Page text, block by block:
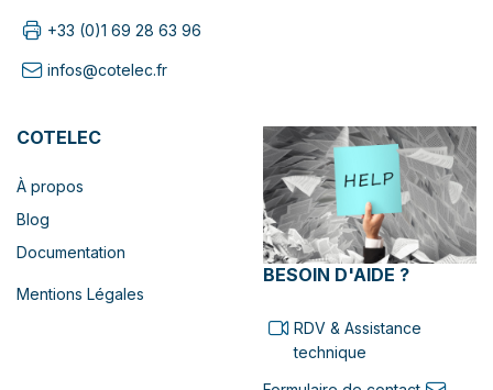
+33 (0)1 69 28 63 96
infos@cotelec.fr
COTELEC
À propos
Blog
Documentation
Mentions Légales
BESOIN D'AIDE ?
RDV & Assistance
technique